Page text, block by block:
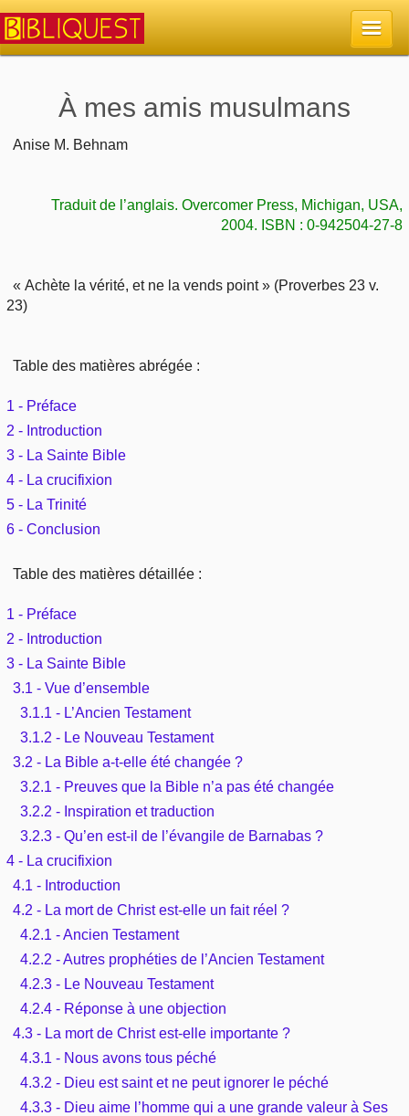
Sujets d'actualité
Autres sites chrétiens
Écoutez la Bible
Études et commentaires par passage
Versets Classés
Lecture Journalière
Tous les sujets
L'Évangile, le Salut
Mort, résurrection
L'Église, l'Assemblée
Prophétie
Sanctification
Vie pratique
Mariage, famille
Sujets de A à Z
Personnages bibliques
COURS Bibliques - GUIDES de lecture
Pour débuter
Rechercher dans le site
Sujets de A à Z
Ouvrages de A à Z
Études et commentaires par passage
Dictionnaires bibliques
Sommaires
Aperçus Livres de la Bible
À mes amis musulmans
Anise M. Behnam
Traduit de l’anglais. Overcomer Press, Michigan, USA,
2004. ISBN : 0-942504-27-8
« Achète la vérité, et ne la vends point » (Proverbes 23 v.
23)
Table des matières abrégée :
1 - Préface
2 - Introduction
3 - La Sainte Bible
4 - La crucifixion
5 - La Trinité
6 - Conclusion
Table des matières détaillée :
1 - Préface
2 - Introduction
3 - La Sainte Bible
3.1 - Vue d’ensemble
3.1.1 - L’Ancien Testament
3.1.2 - Le Nouveau Testament
3.2 - La Bible a-t-elle été changée ?
3.2.1 - Preuves que la Bible n’a pas été changée
3.2.2 - Inspiration et traduction
3.2.3 - Qu’en est-il de l’évangile de Barnabas ?
4 - La crucifixion
4.1 - Introduction
4.2 - La mort de Christ est-elle un fait réel ?
4.2.1 - Ancien Testament
4.2.2 - Autres prophéties de l’Ancien Testament
4.2.3 - Le Nouveau Testament
4.2.4 - Réponse à une objection
4.3 - La mort de Christ est-elle importante ?
4.3.1 - Nous avons tous péché
4.3.2 - Dieu est saint et ne peut ignorer le péché
4.3.3 - Dieu aime l’homme qui a une grande valeur à Ses